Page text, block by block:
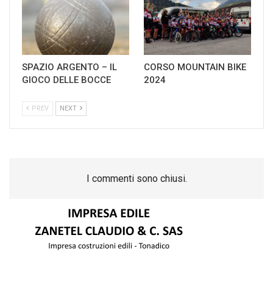
SPAZIO ARGENTO – IL
GIOCO DELLE BOCCE
CORSO MOUNTAIN BIKE
2024
PREV NEXT
I commenti sono chiusi.